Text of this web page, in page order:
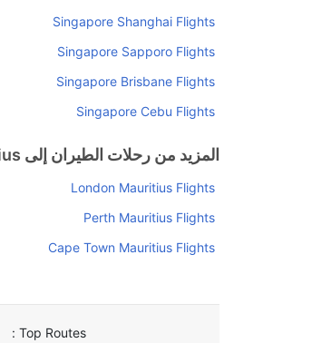
Singapore Shanghai Flights
Singapore Sapporo Flights
Singapore Brisbane Flights
Singapore Cebu Flights
المزيد من رحلات الطيران إلى Mauritius
London Mauritius Flights
Perth Mauritius Flights
Cape Town Mauritius Flights
Top Routes :